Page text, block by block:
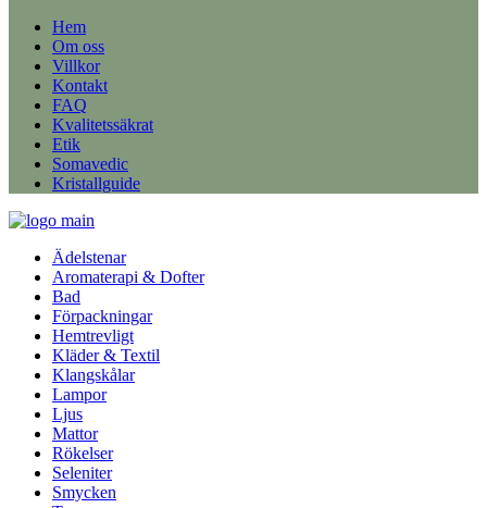
Hem
Om oss
Villkor
Kontakt
FAQ
Kvalitetssäkrat
Etik
Somavedic
Kristallguide
Ädelstenar
Aromaterapi & Dofter
Bad
Förpackningar
Hemtrevligt
Kläder & Textil
Klangskålar
Lampor
Ljus
Mattor
Rökelser
Seleniter
Smycken